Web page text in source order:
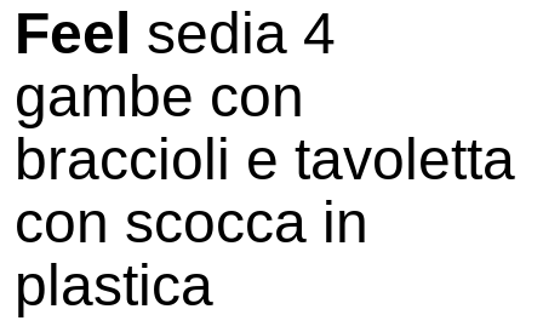
Feel sedia 4
gambe con
braccioli e tavoletta
con scocca in
plastica